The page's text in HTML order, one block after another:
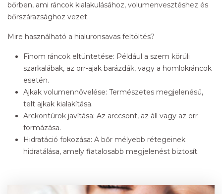
bőrben, ami ráncok kialakulásához, volumenvesztéshez és
bőrszárazsághoz vezet.
Mire használható a hialuronsavas feltöltés?
Finom ráncok eltüntetése: Például a szem körüli
szarkalábak, az orr-ajak barázdák, vagy a homlokráncok
esetén.
Ajkak volumennövelése: Természetes megjelenésű,
telt ajkak kialakítása.
Arckontúrok javítása: Az arccsont, az áll vagy az orr
formázása.
Hidratáció fokozása: A bőr mélyebb rétegeinek
hidratálása, amely fiatalosabb megjelenést biztosít.